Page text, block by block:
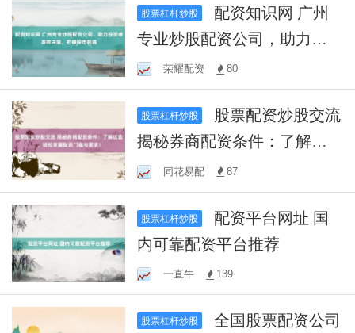
股票杠杆炒股
专业炒股配资公司，助力投
资者高效决策，把握股市机
遇
荣耀配资 80
股票杠杆炒股
揭秘券商配资条件：了解这
些，轻松掌握配资门槛与要
求！
同花易配 87
股票杠杆炒股
内可靠配资平台推荐
一直牛 139
股票杠杆炒股
全国股票配资公司